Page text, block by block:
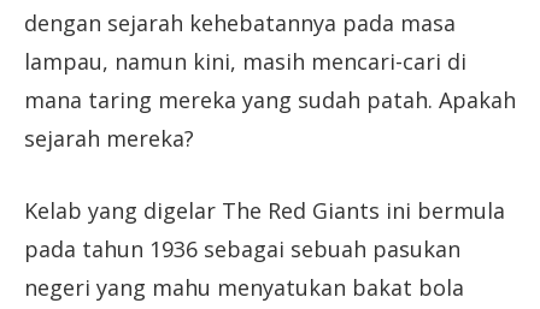
dengan sejarah kehebatannya pada masa
lampau, namun kini, masih mencari-cari di
mana taring mereka yang sudah patah. Apakah
sejarah mereka?
Kelab yang digelar The Red Giants ini bermula
pada tahun 1936 sebagai sebuah pasukan
negeri yang mahu menyatukan bakat bola